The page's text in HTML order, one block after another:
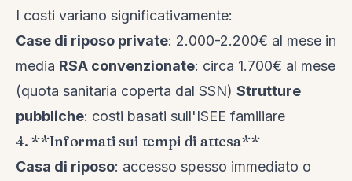
I costi variano significativamente:
Case di riposo private: 2.000-2.200€ al mese in
media RSA convenzionate: circa 1.700€ al mese
(quota sanitaria coperta dal SSN) Strutture
pubbliche: costi basati sull'ISEE familiare
4. **Informati sui tempi di attesa**
Casa di riposo: accesso spesso immediato o